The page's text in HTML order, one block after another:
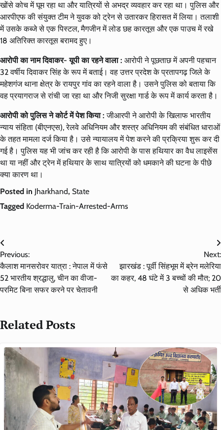
खोंसे कोच में घूम रहा था और यात्रियों से अभद्र व्यवहार कर रहा था। पुलिस और
आरपीएफ की संयुक्त टीम ने युवक को ट्रेन से उतारकर हिरासत में लिया। तलाशी
में उसके कब्जे से एक पिस्टल, मैगजीन में लोड छह कारतूस और एक पाउच में रखे
18 अतिरिक्त कारतूस बरामद हुए।
आरोपी का नाम दिवाकर- यूपी का रहने वाला : आरोपी ने पूछताछ में अपनी पहचान
32 वर्षीय दिवाकर सिंह के रूप में बताई। वह उत्तर प्रदेश के प्रतापगढ़ जिले के
महेशगंज थाना क्षेत्र के रायपुर गांव का रहने वाला है। उसने पुलिस को बताया कि
वह प्रयागराज से रांची जा रहा था और निजी सुरक्षा गार्ड के रूप में कार्य करता है।
आरोपी को पुलिस ने कोर्ट में पेश किया : जीआरपी ने आरोपी के खिलाफ भारतीय
न्याय संहिता (बीएनएस), रेलवे अधिनियम और शस्त्र अधिनियम की संबंधित धाराओं
के तहत मामला दर्ज किया है। उसे न्यायालय में पेश करने की प्रक्रिया शुरू कर दी
गई है। पुलिस यह भी जांच कर रही है कि आरोपी के पास हथियार का वैध लाइसेंस
था या नहीं और ट्रेन में हथियार के साथ यात्रियों को धमकाने की घटना के पीछे
क्या कारण था।
Posted in Jharkhand, State
Tagged Koderma-Train-Arrested-Arms
Post
navigation
Previous:
कैलाश मानसरोवर यात्रा : नेपाल में फंसे
52 भारतीय श्रद्धालु, चीन का वीजा-
परमिट बिना सफर करने पर चेतावनी
Next:
झारखंड : पूर्वी सिंहभूम में ब्रेन मलेरिया
का कहर, 48 घंटे में 3 बच्चों की मौत; 20
से अधिक भर्ती
Related Posts